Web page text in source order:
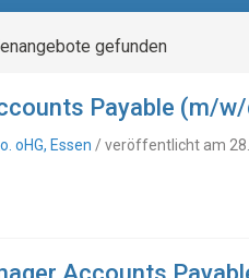
gefunden
Payable (m/
oHG, Essen / veröffentlicht am